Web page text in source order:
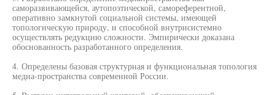
саморазвивающейся, аутопоэтической, самореферентной,
оперативно замкнутой социальной системы, имеющей
топологическую природу, и способной внутрисистемно
осуществлять редукцию сложности. Эмпирически доказана
обоснованность разработанного определения.
4. Определены базовая структурная и функциональная топология
медиа-пространства современной России.